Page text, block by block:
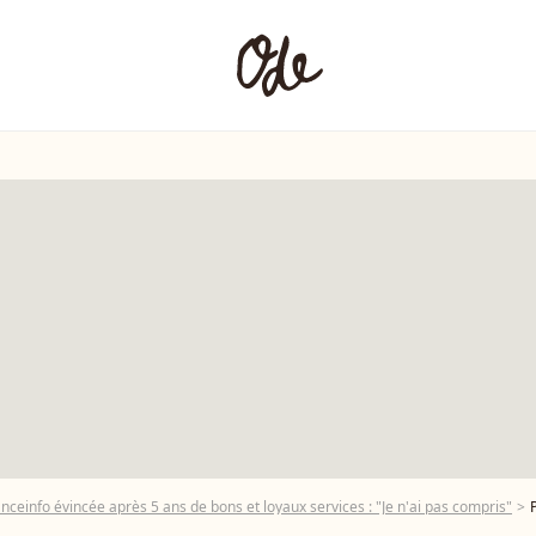
évincée après 5 ans de bons et loyaux services : "Je n'ai pas compris"